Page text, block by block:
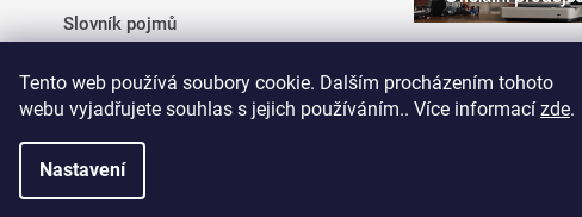
Tento web používá soubory cookie. Dalším procházením tohoto
webu vyjadřujete souhlas s jejich používáním.. Více informací zde.
Nastavení
Slovník pojmů
. Všechna práva vyhrazena.